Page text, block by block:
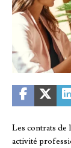
Les contrats de
activité